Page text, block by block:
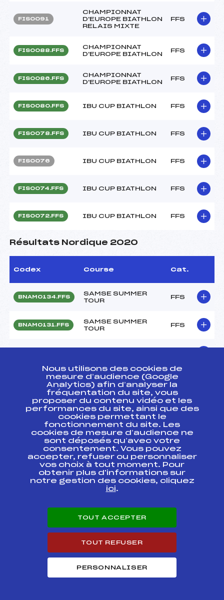
FIS0091
CHAMPIONNAT
D'EUROPE BIATHLON
RELAIS MIXTE
FFS
FIS0088.FFS
CHAMPIONNAT
D'EUROPE BIATHLON
FFS
FIS0086.FFS
CHAMPIONNAT
D'EUROPE BIATHLON
FFS
FIS0080.FFS IBU CUP BIATHLON FFS
FIS0078.FFS IBU CUP BIATHLON FFS
FIS0076 IBU CUP BIATHLON FFS
FIS0074.FFS IBU CUP BIATHLON FFS
FIS0072.FFS IBU CUP BIATHLON FFS
Résultats Nordique 2020
Codex Course Cat.
BNAM0134.FFS
SAMSE SUMMER
TOUR
FFS
BNAM0131.FFS
SAMSE SUMMER
TOUR
FFS
SAMSE NATIONAL
SAMSE NATIONAL
TOUR
FFS
FIS0324.FFS
CHAMPIONNAT D
EUROPE JUNIORS
BIATHLON
FFS
FIS0322.FFS
CHAMPIONNAT D
EUROPE JUNIORS
BIATHLON
FFS
FIS0320.FFS
IBU CUP BIATHLON
JUNIOR
FFS
FIS0317.FFS FFS
FIS0316.FFS
IBU CUP BIATHLON
FFS
LE MARATHON DU
GRAND BEC (21km)
Nous utilisons des cookies de
mesure d’audience (Google
Analytics) afin d’analyser la
fréquentation du site, vous
proposer du contenu vidéo et les
performances du site, ainsi que des
cookies permettant le
fonctionnement du site. Les
cookies de mesure d’audience ne
sont déposés qu’avec votre
consentement. Vous pouvez
accepter, refuser ou personnaliser
vos choix à tout moment. Pour
obtenir plus d'informations sur
notre gestion des cookies, cliquez
ici.
TOUT ACCEPTER
TOUT REFUSER
PERSONNALISER